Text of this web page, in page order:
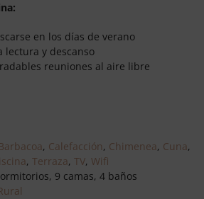
en los días de verano
lectura y descanso
reuniones al aire libre
Barbacoa, Calefacción, Chimenea, Cuna,
, Terraza, TV, Wifi
9 camas, 4 baños